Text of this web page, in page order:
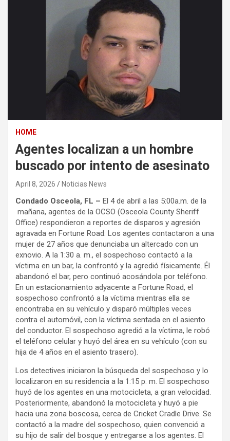
HOME
Agentes localizan a un hombre
buscado por intento de asesinato
April 8, 2026 Noticias News
Condado Osceola, FL – El 4 de abril a las 5:00a.m. de la
mañana, agentes de la OCSO (Osceola County Sheriff
Office) respondieron a reportes de disparos y agresión
agravada en Fortune Road. Los agentes contactaron a una
mujer de 27 años que denunciaba un altercado con un
exnovio. A la 1:30 a. m., el sospechoso contactó a la
víctima en un bar, la confrontó y la agredió físicamente. Él
abandonó el bar, pero continuó acosándola por teléfono.
En un estacionamiento adyacente a Fortune Road, el
sospechoso confrontó a la víctima mientras ella se
encontraba en su vehículo y disparó múltiples veces
contra el automóvil, con la víctima sentada en el asiento
del conductor. El sospechoso agredió a la víctima, le robó
el teléfono celular y huyó del área en su vehículo (con su
hija de 4 años en el asiento trasero).
Los detectives iniciaron la búsqueda del sospechoso y lo
localizaron en su residencia a la 1:15 p. m. El sospechoso
huyó de los agentes en una motocicleta, a gran velocidad.
Posteriormente, abandonó la motocicleta y huyó a pie
hacia una zona boscosa, cerca de Cricket Cradle Drive. Se
contactó a la madre del sospechoso, quien convenció a
su hijo de salir del bosque y entregarse a los agentes. El